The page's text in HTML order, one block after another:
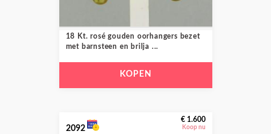
18 Kt. rosé gouden oorhangers bezet
met barnsteen en brilja ...
KOPEN
2092
€ 1.600
Koop nu